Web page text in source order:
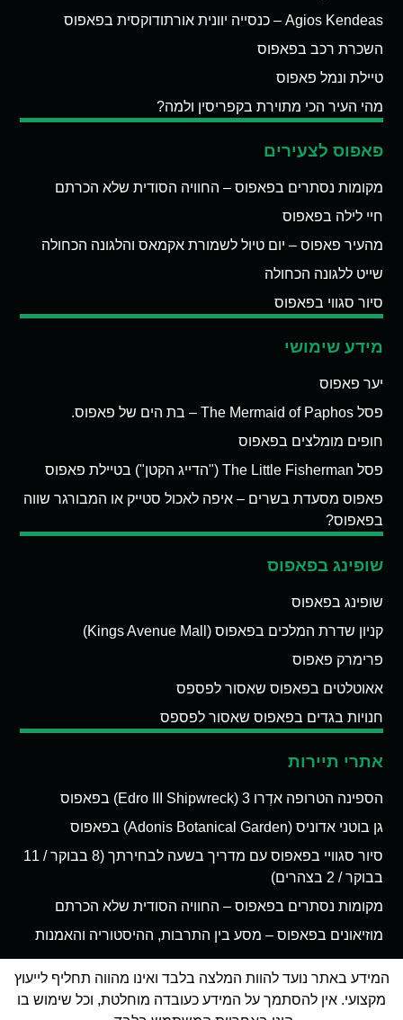
Agios Kendeas – כנסייה יוונית אורתודוקסית בפאפוס
השכרת רכב בפאפוס
טיילת ונמל פאפוס
מהי העיר הכי מתוירת בקפריסין ולמה?
פאפוס לצעירים
מקומות נסתרים בפאפוס – החוויה הסודית שלא הכרתם
חיי לילה בפאפוס
מהעיר פאפוס – יום טיול לשמורת אקמאס והלגונה הכחולה
שייט ללגונה הכחולה
סיור סגווי בפאפוס
מידע שימושי
יער פאפוס
פסל The Mermaid of Paphos – בת הים של פאפוס.
חופים מומלצים בפאפוס
פסל The Little Fisherman ("הדייג הקטן") בטיילת פאפוס
פאפוס מסעדת בשרים – איפה לאכול סטייק או המבורגר שווה
בפאפוס?
שופינג בפאפוס
שופינג בפאפוס
קניון שדרת המלכים בפאפוס (Kings Avenue Mall)
פרימרק פאפוס
אאוטלטים בפאפוס שאסור לפספס
חנויות בגדים בפאפוס שאסור לפספס
אתרי תיירות
הספינה הטרופה אדְרו 3 (Edro III Shipwreck) בפאפוס
גן בוטני אדוניס (Adonis Botanical Garden) בפאפוס
סיור סגוויי בפאפוס עם מדריך בשעה לבחירתך (8 בבוקר / 11
בבוקר / 2 בצהרים)
מקומות נסתרים בפאפוס – החוויה הסודית שלא הכרתם
מוזיאונים בפאפוס – מסע בין התרבות, ההיסטוריה והאמנות
המידע באתר נועד להוות המלצה בלבד ואינו מהווה תחליף לייעוץ
מקצועי. אין להסתמך על המידע כעובדה מוחלטת, וכל שימוש בו